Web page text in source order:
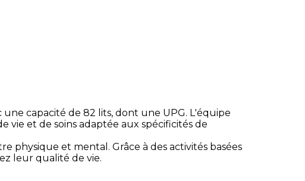
une capacité de 82 lits, dont une UPG. L'équipe
vie et de soins adaptée aux spécificités de
physique et mental. Grâce à des activités basées
leur qualité de vie.